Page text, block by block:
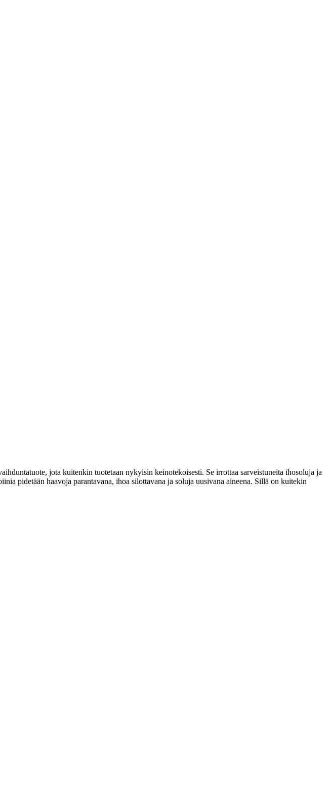
jota kuitenkin tuotetaan nykyisin keinotekoisesti. Se irrottaa sarveistuneita ihosoluja ja
pidetään haavoja parantavana, ihoa silottavana ja soluja uusivana aineena. Sillä on kuitekin